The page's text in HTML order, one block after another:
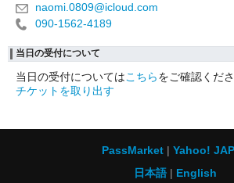
naomi.0809@icloud.com
090-1562-4189
当日の受付について
当日の受付についてはこちらをご確認くださ
チケットを取り出す
PassMarket
Yahoo!
日本語
English